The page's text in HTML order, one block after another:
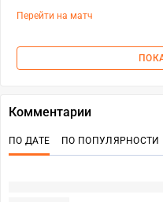
Перейти на матч
Комментарии
ПО ДАТЕ ПО ПОПУЛЯРНОСТИ